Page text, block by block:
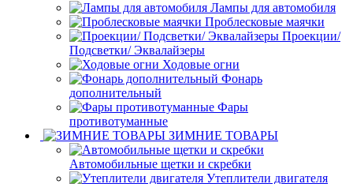
Лампы для автомобиля
Проблесковые маячки
Проекции/
Подсветки/ Эквалайзеры
Ходовые огни
Фонарь
дополнительный
Фары
противотуманные
ЗИМНИЕ ТОВАРЫ
Автомобильные щетки и скребки
Утеплители двигателя